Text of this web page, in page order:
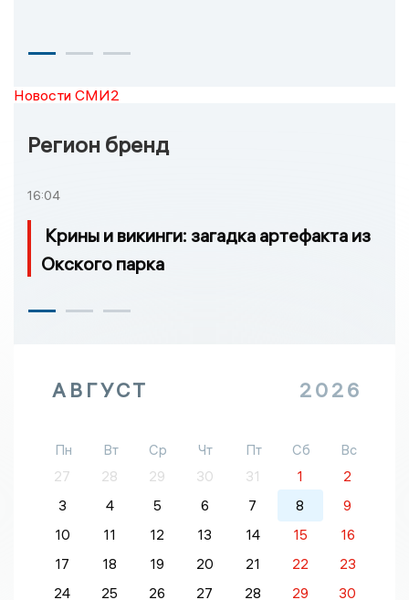
Новости СМИ2
Регион бренд
16:04
Крины и викинги: загадка артефакта из
Окского парка
АВГУСТ 2026
Пн Вт Ср Чт Пт Сб
Вс
27
28 29 30 31 1
2
3
4 5 6 7 8
9
10
11 12 13 14 15
16
17
18 19 20 21 22
23
24
25 26 27 28 29 30